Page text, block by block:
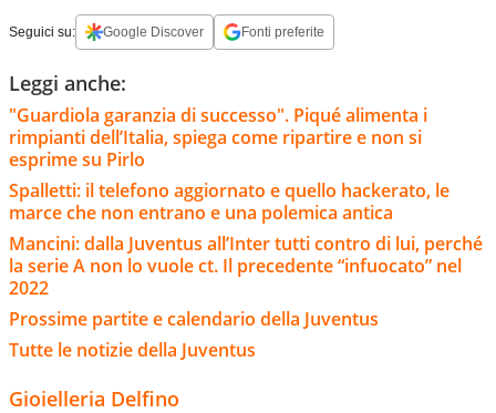
Seguici su: Google Discover Fonti preferite
Leggi anche:
"Guardiola garanzia di successo". Piqué alimenta i
rimpianti dell’Italia, spiega come ripartire e non si
esprime su Pirlo
Spalletti: il telefono aggiornato e quello hackerato, le
marce che non entrano e una polemica antica
Mancini: dalla Juventus all’Inter tutti contro di lui, perché
la serie A non lo vuole ct. Il precedente “infuocato” nel
2022
Prossime partite e calendario della Juventus
Tutte le notizie della Juventus
Gioielleria Delfino